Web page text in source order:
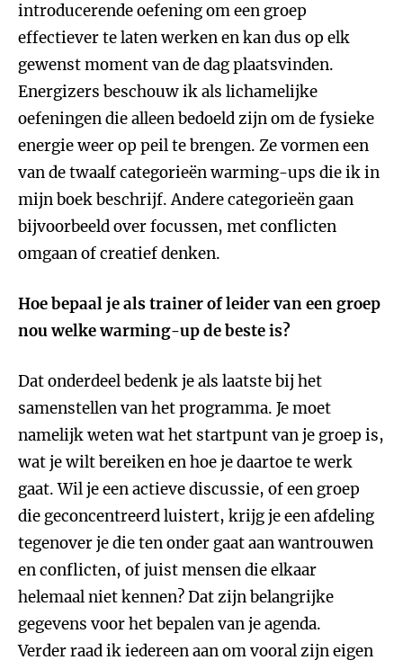
introducerende oefening om een groep
effectiever te laten werken en kan dus op elk
gewenst moment van de dag plaatsvinden.
Energizers beschouw ik als lichamelijke
oefeningen die alleen bedoeld zijn om de fysieke
energie weer op peil te brengen. Ze vormen een
van de twaalf categorieën warming-ups die ik in
mijn boek beschrijf. Andere categorieën gaan
bijvoorbeeld over focussen, met conflicten
omgaan of creatief denken.
Hoe bepaal je als trainer of leider van een groep
nou welke warming-up de beste is?
Dat onderdeel bedenk je als laatste bij het
samenstellen van het programma. Je moet
namelijk weten wat het startpunt van je groep is,
wat je wilt bereiken en hoe je daartoe te werk
gaat. Wil je een actieve discussie, of een groep
die geconcentreerd luistert, krijg je een afdeling
tegenover je die ten onder gaat aan wantrouwen
en conflicten, of juist mensen die elkaar
helemaal niet kennen? Dat zijn belangrijke
gegevens voor het bepalen van je agenda.
Verder raad ik iedereen aan om vooral zijn eigen